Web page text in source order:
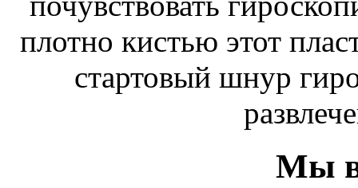
плотно кистью этот
стартовый шнур
Мы в